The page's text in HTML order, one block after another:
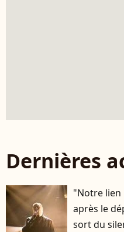
Dernières
"Notre lien
après le
sort du